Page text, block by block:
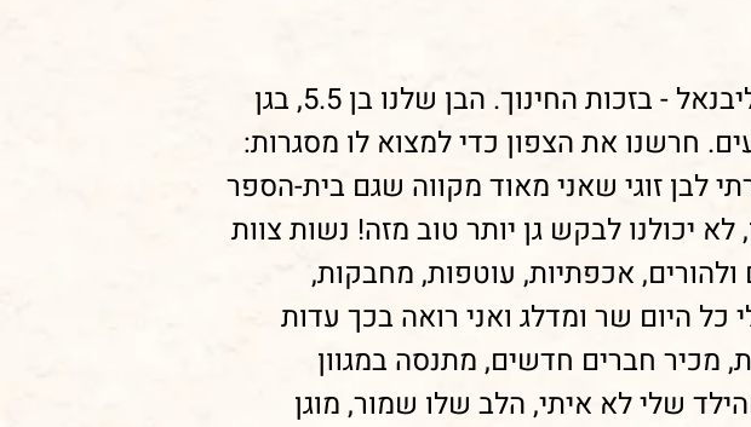
מיומנה של אמא חרדתית-רגועה 😉: בקיץ האחרון עברנו ליבנאל - בזכות החינוך. הבן שלנו בן 5.5, בגן
חרשנו את הצפון כדי למצוא לו מסגרות:
לבן זוגי שאני מאוד מקווה שגם בית-הספר
יכולנו לבקש גן יותר טוב מזה! נשות צוות
קשובות לילדים ולהורים, אכפתיות, עוטפות, מחבקות,
כל היום שר ומדלג ואני רואה בכך עדות
מכיר חברים חדשים, מתנסה במגוון
שלי לא איתי, הלב שלו שמור, מוגן